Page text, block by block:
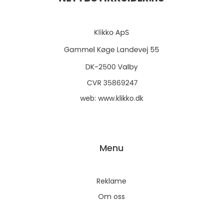
web: www.klikko.dk
Menu
Reklame
Om oss